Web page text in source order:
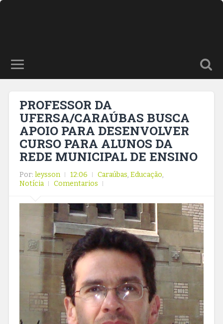
PROFESSOR DA
UFERSA/CARAÚBAS BUSCA
APOIO PARA DESENVOLVER
CURSO PARA ALUNOS DA
REDE MUNICIPAL DE ENSINO
Por: leysson 12:06 Caraúbas, Educação,
Notícia
Comentarios